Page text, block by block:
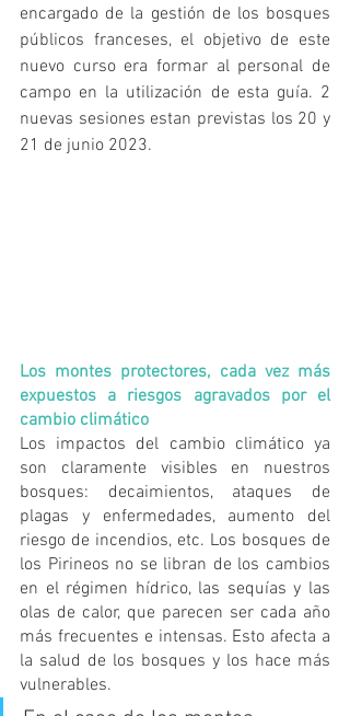
encargado de la gestión de los bosques
públicos franceses, el objetivo de este
nuevo curso era formar al personal de
campo en la utilización de esta guía. 2
nuevas sesiones estan previstas los 20 y
21 de junio 2023.
Los montes protectores, cada vez más
expuestos a riesgos agravados por el
cambio climático
Los impactos del cambio climático ya
son claramente visibles en nuestros
bosques: decaimientos, ataques de
plagas y enfermedades, aumento del
riesgo de incendios, etc. Los bosques de
los Pirineos no se libran de los cambios
en el régimen hídrico, las sequías y las
olas de calor, que parecen ser cada año
más frecuentes e intensas. Esto afecta a
la salud de los bosques y los hace más
vulnerables.